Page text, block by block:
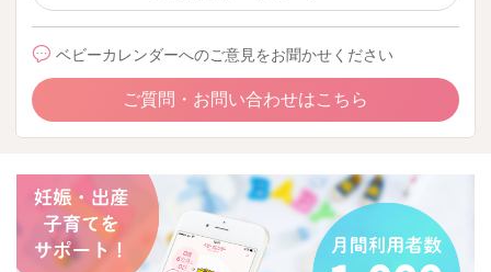
ベビーカレンダーへのご意見をお聞かせください
ご質問・お問い合わせはこちら